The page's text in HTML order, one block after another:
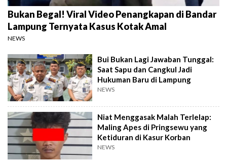
Bukan Begal! Viral Video Penangkapan di Bandar
Lampung Ternyata Kasus Kotak Amal
NEWS
Bui Bukan Lagi Jawaban Tunggal:
Saat Sapu dan Cangkul Jadi
Hukuman Baru di Lampung
NEWS
Niat Menggasak Malah Terlelap:
Maling Apes di Pringsewu yang
Ketiduran di Kasur Korban
NEWS